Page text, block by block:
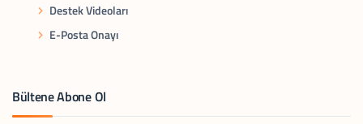
Destek Videoları
E-Posta Onayı
Bültene Abone Ol